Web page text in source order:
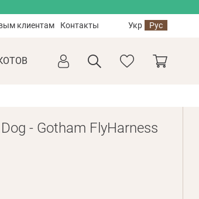
клиентам Контакты Укр Рус
- Gotham FlyHarness